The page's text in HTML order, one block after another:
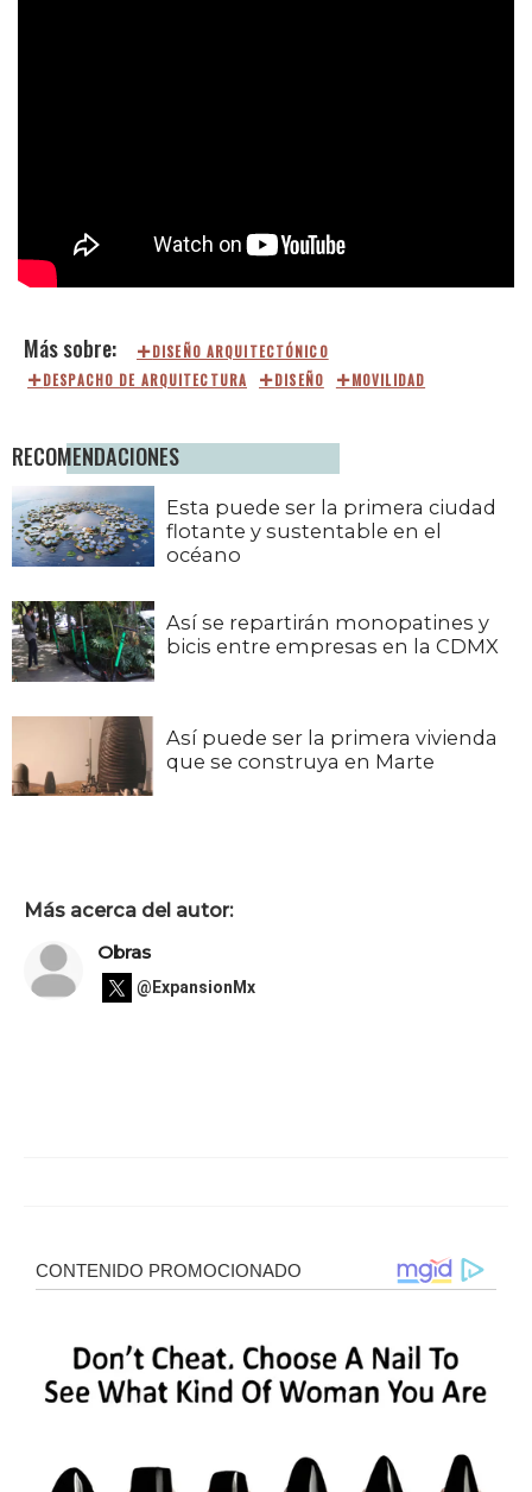
DISEÑO ARQUITECTÓNICO
DESPACHO DE ARQUITECTURA
DISEÑO MOVILIDAD
RECOMENDACIONES
Esta puede ser la primera ciudad
flotante y sustentable en el
océano
Así se repartirán monopatines y
bicis entre empresas en la CDMX
Así puede ser la primera vivienda
que se construya en Marte
Más acerca del autor:
Obras
@ExpansionMx